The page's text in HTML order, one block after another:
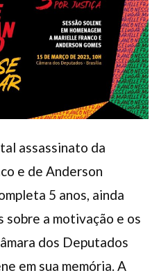
assassinato da
e de Anderson
5 anos, ainda
sobre a motivação e os
dos Deputados
em sua memória. A